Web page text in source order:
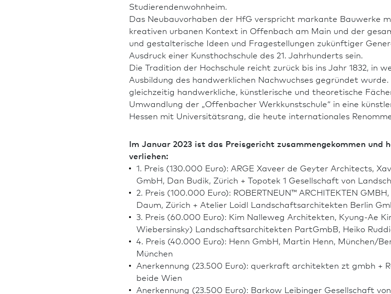
Studierendenwohnheim.
Das Neu­bauvorhaben der HfG verspricht markante Bauwerke
kreativen urbanen Kontext in Offenbach am Main und der
und gestalterische Ideen und Frage­stellungen zukünftiger
Ausdruck einer Kunst­hoch­schule des 21. Jahrhunderts sein.
Die Tradition der Hochschule reicht zurück bis ins Jahr 1832, in
Ausbildung des handwerklichen Nachwuchses gegründet
gleichzeitig handwerkliche, künstlerische und theoretische
Umwandlung der „Offenbacher Werkkunstschule“ in eine
Hessen mit Univer­sitätsrang, die heute inter­nationales
Im Januar 2023 ist das Preisgericht zusammengekommen und
verliehen:
1. Preis (130.000 Euro): ARGE Xaveer de Geyter Architects,
GmbH, Dan Budik, Zürich + Topotek 1 Gesellschaft von
2. Preis (100.000 Euro): ROBERTNEUN™ ARCHITEKTEN
Daum, Zürich + Atelier Loidl Landschafts­architekten Berlin
3. Preis (60.000 Euro): Kim Nalleweg Architekten, Kyung-Ae
Wiebersinsky) Landschafts­architekten PartGmbB, Heiko
4. Preis (40.000 Euro): Henn GmbH, Martin Henn, München/
München
Anerkennung (23.500 Euro): querkraft architekten zt gmbh +
beide Wien
Anerkennung (23.500 Euro): Barkow Leibinger Gesellschaft